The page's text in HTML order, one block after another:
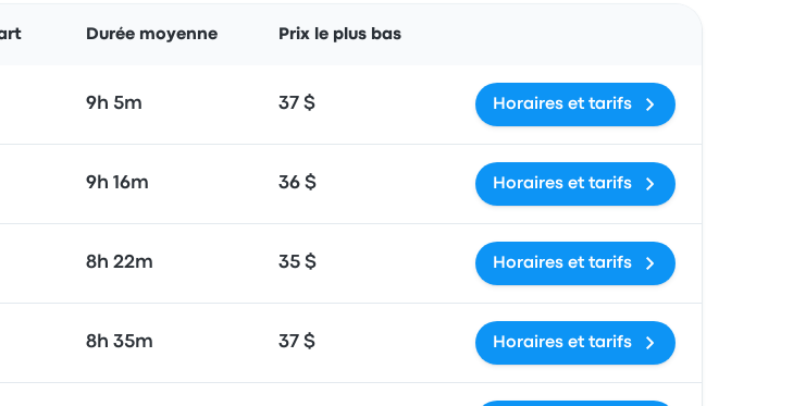
Durée moyenne Prix le plus bas
9h 5m 37 $ Horaires et tarifs
9h 16m 36 $ Horaires et tarifs
8h 22m 35 $ Horaires et tarifs
8h 35m 37 $ Horaires et tarifs